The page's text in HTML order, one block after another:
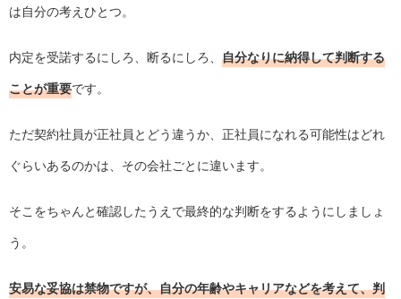
は自分の考えひとつ。
内定を受諾するにしろ、断るにしろ、 自分なりに納得して判断する
ことが重要です。
ただ契約社員が正社員とどう違うか、正社員になれる可能性はどれ
ぐらいあるのかは、その会社ごとに違います。
そこをちゃんと確認したうえで最終的な判断をするようにしましょ
う。
安易な妥協は禁物ですが、自分の年齢やキャリアなどを考えて、判